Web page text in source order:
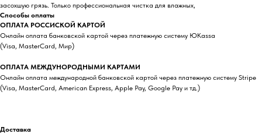
засохшую грязь. Только профессиональная чистка для влажных,
Способы оплаты
ОПЛАТА РОССИСКОЙ КАРТОЙ
Онлайн оплата банковской картой через платежную систему ЮKassa
(Visa, MasterCard, Мир)
ОПЛАТА МЕЖДУНОРОДНЫМИ КАРТАМИ
Онлайн оплата международной банковской картой через платежную систему Stripe
(Visa, MasterCard, American Express, Apple Pay, Google Pay и тд.)
Доставка